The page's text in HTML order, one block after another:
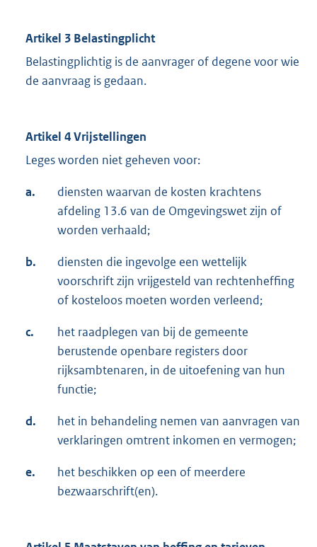
Artikel 3 Belastingplicht
Belastingplichtig is de aanvrager of degene voor wie
de aanvraag is gedaan.
Artikel 4 Vrijstellingen
Leges worden niet geheven voor:
a.
diensten waarvan de kosten krachtens
afdeling 13.6 van de Omgevingswet zijn of
worden verhaald;
b.
diensten die ingevolge een wettelijk
voorschrift zijn vrijgesteld van rechtenheffing
of kosteloos moeten worden verleend;
c.
het raadplegen van bij de gemeente
berustende openbare registers door
rijksambtenaren, in de uitoefening van hun
functie;
d.
het in behandeling nemen van aanvragen van
verklaringen omtrent inkomen en vermogen;
e.
het beschikken op een of meerdere
bezwaarschrift(en).